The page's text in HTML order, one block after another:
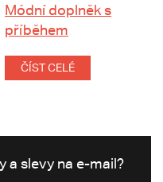
Módní doplněk s
příběhem
ČÍST CELÉ
a slevy na e-mail?